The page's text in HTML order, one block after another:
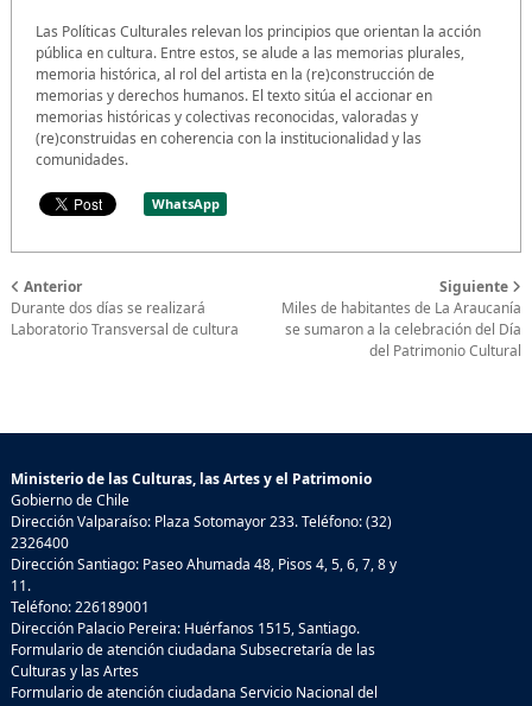
Las Políticas Culturales relevan los principios que orientan la acción
pública en cultura. Entre estos, se alude a las memorias plurales,
memoria histórica, al rol del artista en la (re)construcción de
memorias y derechos humanos. El texto sitúa el accionar en
memorias históricas y colectivas reconocidas, valoradas y
(re)construidas en coherencia con la institucionalidad y las
comunidades.
WhatsApp
Anterior
Durante dos días se realizará
Laboratorio Transversal de cultura
Siguiente
Miles de habitantes de La Araucanía
se sumaron a la celebración del Día
del Patrimonio Cultural
Ministerio de las Culturas, las Artes y el Patrimonio
Gobierno de Chile
Dirección Valparaíso: Plaza Sotomayor 233. Teléfono: (32)
2326400
Dirección Santiago: Paseo Ahumada 48, Pisos 4, 5, 6, 7, 8 y
11.
Teléfono: 226189001
Dirección Palacio Pereira: Huérfanos 1515, Santiago.
Formulario de atención ciudadana Subsecretaría de las
Culturas y las Artes
Formulario de atención ciudadana Servicio Nacional del